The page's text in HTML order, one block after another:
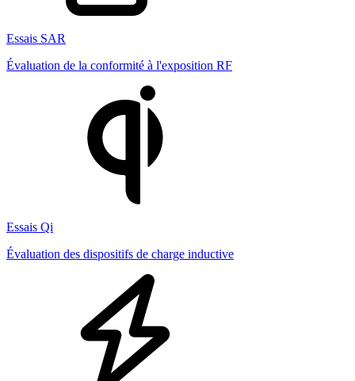
Essais SAR
Évaluation de la conformité à l'exposition RF
Essais Qi
Évaluation des dispositifs de charge inductive